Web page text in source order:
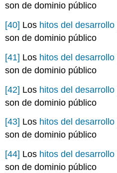
son de dominio público
[40] Los hitos del desarrollo
son de dominio público
[41] Los hitos del desarrollo
son de dominio público
[42] Los hitos del desarrollo
son de dominio público
[43] Los hitos del desarrollo
son de dominio público
[44] Los hitos del desarrollo
son de dominio público